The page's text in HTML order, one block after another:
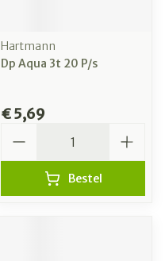
Hartmann
Dp Aqua 3t 20 P/s
€ 5,69
Bestel